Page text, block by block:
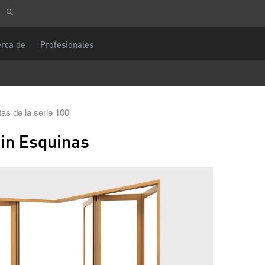
de Profesionales
de la serie 100
Esquinas
teléfono